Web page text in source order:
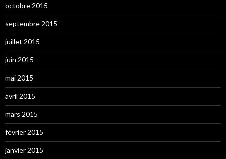
octobre 2015
septembre 2015
juillet 2015
juin 2015
mai 2015
avril 2015
mars 2015
février 2015
janvier 2015